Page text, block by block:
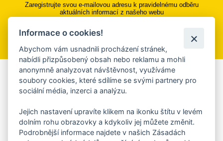
Zaregistrujte svou e-mailovou adresu k pravidelnému odběru
aktuálních informací z našeho webu
Přihlásit se k odběru
Aplikace Mobilní rozhlas
Chcete dostávat do svého mobilu či mailu upozornění na
ankety, pozvánky na kulturní a sportovní akce?
Více informací o aplikaci
Informace o cookies!
Abychom vám usnadnili procházení stránek,
nabídli přizpůsobený obsah nebo reklamu a mohli
anonymně analyzovat návštěvnost, využíváme
soubory cookies, které sdílíme se svými partnery pro
sociální média, inzerci a analýzu.
Jejich nastavení upravíte klikem na ikonku štítu v levém
dolním rohu obrazovky a kdykoliv jej můžete změnit.
Podrobnější informace najdete v našich Zásadách